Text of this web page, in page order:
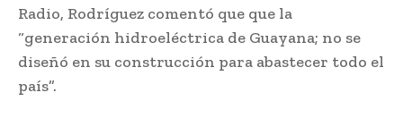
Radio, Rodríguez comentó que que la
“generación hidroeléctrica de Guayana; no se
diseñó en su construcción para abastecer todo el
país”.